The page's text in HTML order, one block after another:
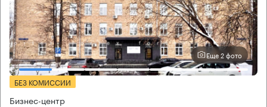
Еще 2 фото
БЕЗ КОМИССИИ
Бизнес-центр